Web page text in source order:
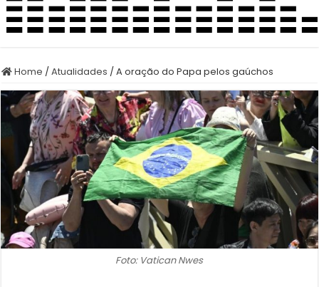
Home /Atualidades /A oração do Papa pelos gaúchos
Foto: Vatican Nwes